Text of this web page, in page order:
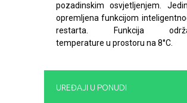
pozadinskim osvjetljenjem.
opremljena funkcijom
restarta. Funkcija
temperature u prostoru na 8°C.
UREĐAJI U PONUDI